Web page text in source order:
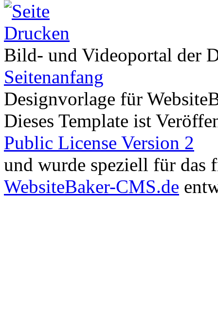
Bild- und Videoportal der
Seitenanfang
Designvorlage für
Dieses Template ist
Public License Version 2
und wurde speziell für das
WebsiteBaker-CMS.de